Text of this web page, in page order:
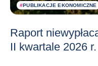
#PUBLIKACJE EKONOMICZNE
Raport
II kwartale 2026 r.